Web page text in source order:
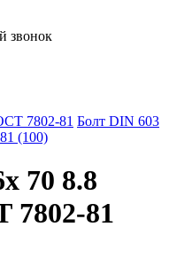
звонок
7802-81 Болт DIN 603
(100)
70 8.8
81